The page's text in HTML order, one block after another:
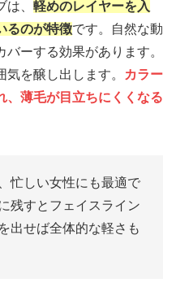
、 軽めのレイヤーを入
るのが特徴です。自然な動
ーする効果があります。
を醸し出します。
カラー
、薄毛が目立ちにくくなる
忙しい女性にも最適で
残すとフェイスライン
出せば全体的な軽さも